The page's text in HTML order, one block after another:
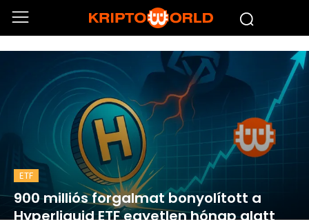
ETF
900 milliós forgalmat bonyolított a
Hyperliquid ETF egyetlen hónap alatt